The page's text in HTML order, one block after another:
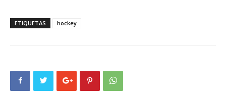
ETIQUETAS hockey